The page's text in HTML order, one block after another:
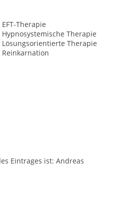
EFT-Therapie
Hypnosystemische Therapie
Lösungsorientierte Therapie
Reinkarnation
Eintrages ist: Andreas